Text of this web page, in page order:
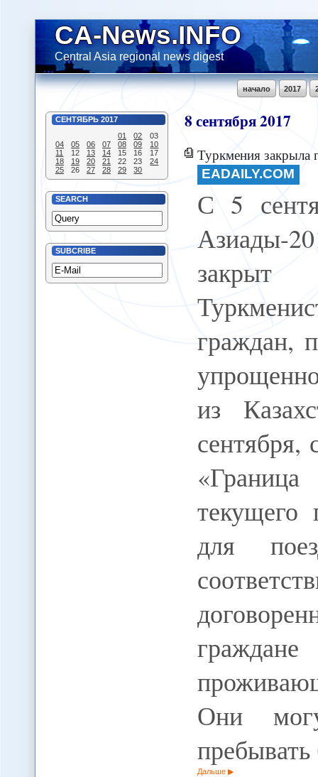
CA-News.INFO
Central Asia regional news digest
2017
начало
СЕНТЯБРЬ 2017
01
02
03
04
05 06 07 08 09
10
11
12 13 14 15 16
17
18
19 20 21 22 23
24
25
26 27 28 29 30
SEARCH
SUBCRIBE
8сентября2017
Туркмения закрыла
EADAILY.COM
С 5
Азиады-
закрыт
граждан,
из
для
Они
Дальше